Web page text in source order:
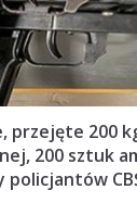
przejęte 200
200 sztuk